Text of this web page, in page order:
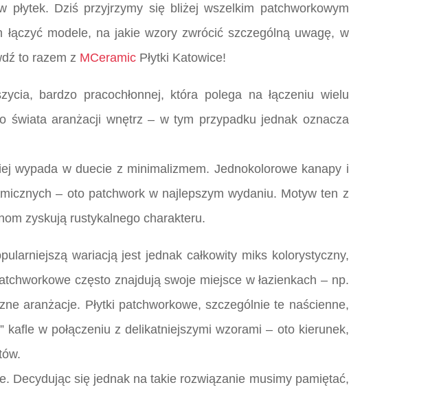
Dziś przyjrzymy się bliżej wszelkim patchworkowym
modele, na jakie wzory zwrócić szczególną uwagę, w
to razem z MCeramic Płytki Katowice!
bardzo pracochłonnej, która polega na łączeniu wielu
świata aranżacji wnętrz – w tym przypadku jednak oznacza
wypada w duecie z minimalizmem. Jednokolorowe kanapy i
– oto patchwork w najlepszym wydaniu. Motyw ten z
zyskują rustykalnego charakteru.
wariacją jest jednak całkowity miks kolorystyczny,
często znajdują swoje miejsce w łazienkach – np.
aranżacje. Płytki patchworkowe, szczególnie te naścienne,
kafle w połączeniu z delikatniejszymi wzorami – oto kierunek,
Decydując się jednak na takie rozwiązanie musimy pamiętać,